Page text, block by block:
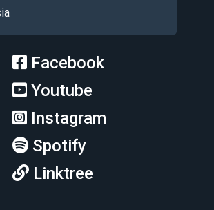
Facebook
Youtube
Instagram
Spotify
Linktree